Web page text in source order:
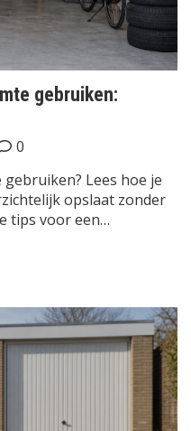
gebruiken:
0
Lees hoe je
opslaat zonder
tips voor een…